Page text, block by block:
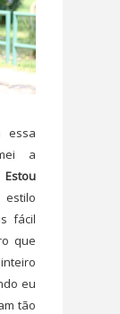
essa
a
Estou
fácil
que
eu
tão